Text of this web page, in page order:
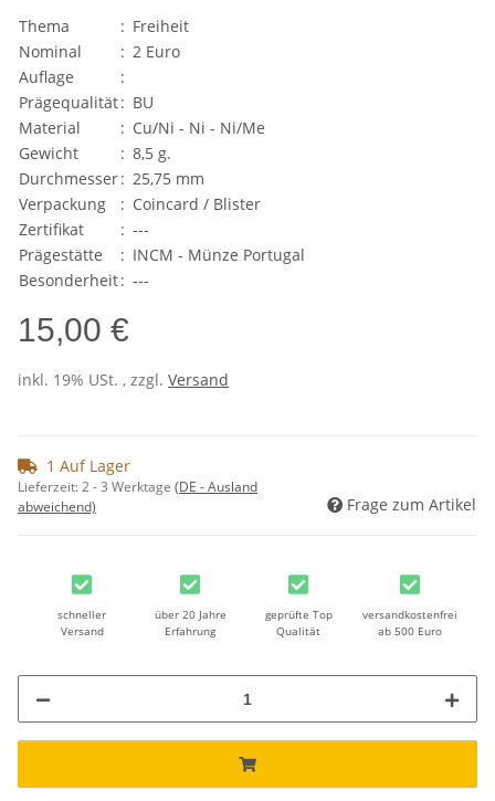
Thema
: Freiheit
Nominal
: 2 Euro
Auflage
:
Prägequalität: BU
Material
: Cu/Ni - Ni - Ni/Me
Gewicht
: 8,5 g.
Durchmesser: 25,75 mm
Verpackung
: Coincard / Blister
Zertifikat
: ---
Prägestätte
: INCM - Münze Portugal
Besonderheit: ---
15,00 €
inkl. 19% USt. , zzgl. Versand
1 Auf Lager
Lieferzeit:2 - 3 Werktage (DE - Ausland
abweichend)
Frage zum Artikel
schneller
Versand
über 20 Jahre
Erfahrung
geprüfte Top
Qualität
versandkostenfrei
ab 500 Euro